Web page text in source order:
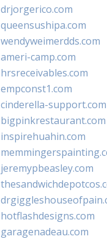
drjorgerico.com
queensushipa.com
wendyweimerdds.com
ameri-camp.com
hrsreceivables.com
empconst1.com
cinderella-support.com
bigpinkrestaurant.com
inspirehuahin.com
jeremypbeasley.com
hotflashdesigns.com
garagenadeau.com